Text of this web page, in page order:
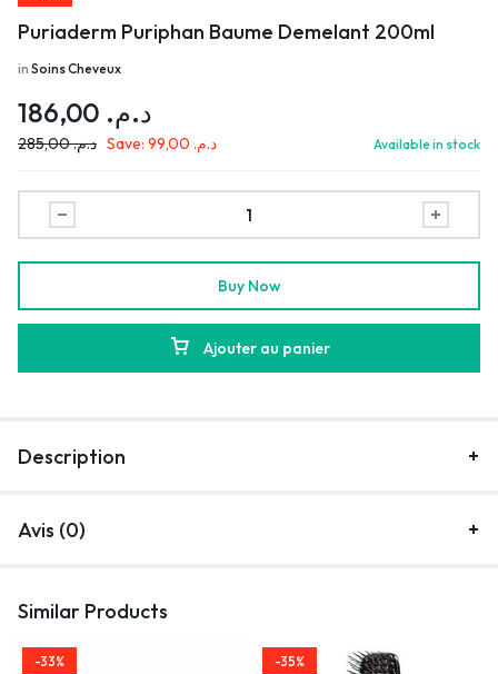
Puriaderm Puriphan Baume Demelant 200ml
in Soins Cheveux
د.م.
د.م.285,00 Save: د.م. Available in stock
Ajouter au panier
Buy Now
Description
Avis (0)
Similar Products
-33% -35%